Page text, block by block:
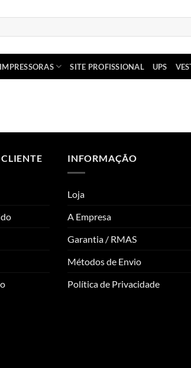
IMPRESSORAS SITE PROFISSIONAL UPS
INFORMAÇÃO
Loja
A Empresa
Garantia / RMAS
Métodos de Envio
Política de Privacidade